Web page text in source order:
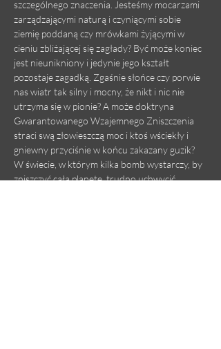
szczególnego znaczenia. Jesteśmy mocarzami
zarządzającymi naturą i czyniącymi sobie
ziemię poddaną czy mrówkami żyjącymi w
cieniu zbliżającej się zagłady? Być może koniec
jest nieunikniony i jedynie jego kształt
pozostaje zagadką. Zgaśnie słońce czy porwie
nas wiatr tak silny i mocny, że nikt i nic nie
utrzyma się w pionie? A może doktryna
Gwarantowanego Wzajemnego Zniszczenia
straci swą złowieszczą moc i ktoś wściekły i
gniewny przyciśnie w końcu zakazany guzik?
W świecie, w którym kilka bomb wystarczy, by
zniszczyć całą planetę, trudno uchwycić